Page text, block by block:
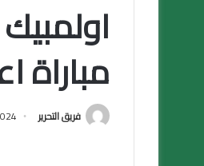
مباراة
فريق التحرير